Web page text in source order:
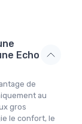
Echo
de
au
gros
le confort, le